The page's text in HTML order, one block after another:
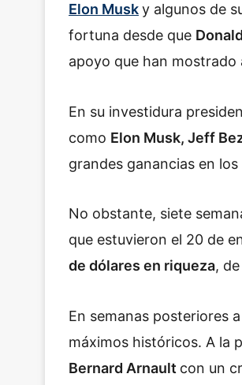
Elon Musky algunos de
fortuna desde que
apoyo que han mostrado
En su investidura
como Elon Musk, Jeff
grandes ganancias en
No obstante, siete
que estuvieron el 20 de
de dólares en riqueza,
En semanas posteriores
máximos históricos. A la
Bernard Arnault con un